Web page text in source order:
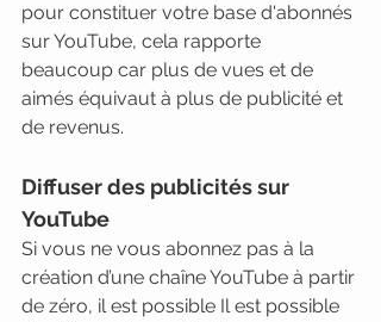
pour constituer votre base d'abonnés
sur YouTube, cela rapporte
beaucoup car plus de vues et de
aimés équivaut à plus de publicité et
de revenus.
Diffuser des publicités sur
YouTube
Si vous ne vous abonnez pas à la
création d’une chaîne YouTube à partir
de zéro, il est possible Il est possible